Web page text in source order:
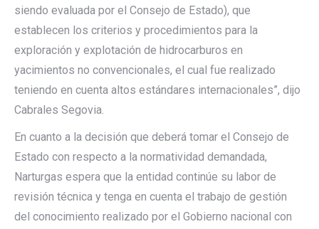
siendo evaluada por el Consejo de Estado), que
establecen los criterios y procedimientos para la
exploración y explotación de hidrocarburos en
yacimientos no convencionales, el cual fue realizado
teniendo en cuenta altos estándares internacionales”, dijo
Cabrales Segovia.
En cuanto a la decisión que deberá tomar el Consejo de
Estado con respecto a la normatividad demandada,
Narturgas espera que la entidad continúe su labor de
revisión técnica y tenga en cuenta el trabajo de gestión
del conocimiento realizado por el Gobierno nacional con